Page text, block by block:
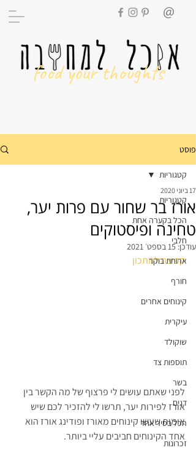
food your thoughts
פוסט
קטגוריות
הכל בקערה אחת
חלבי
ארוחת בוקר
חורף
קינוחים אחרים
עיקרית
שוקולד
תוספות צד
בשר
דגים
הכל בסיר אחד
זכרונות
קטגוריות
אורז בר שחור עם פרות יער,
טחינה ופיסטוקים
17 ביוני 2020
עודכן:15 בספט׳ 2021
קפיצה למתכון
לפני שאתם עושים לי פרצוף של מה הקשר בין
אורז לפירות יער, תרשו לי להזכיר לכם שיש
אומות שעשו קינוחים מאורז ופודינג אורז הוא
אחד הקינוחים חביבים עליי ביותר.